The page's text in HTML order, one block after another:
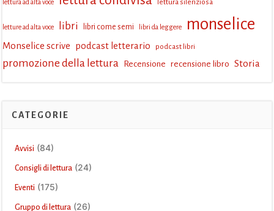
lettura ad alta voce lettura silenziosa
letture ad alta voce libri libri come semi libri da leggere monselice
Monselice scrive podcast letterario podcast libri
promozione della lettura Recensione recensione libro Storia
CATEGORIE
Avvisi (84)
Consigli di lettura (24)
Eventi (175)
Gruppo di lettura (26)